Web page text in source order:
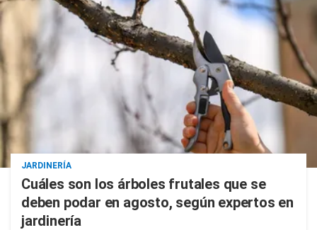
JARDINERÍA
Cuáles son los árboles frutales que se
deben podar en agosto, según expertos en
jardinería